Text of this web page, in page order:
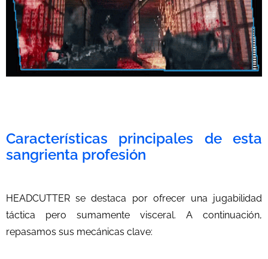
Características principales de esta
sangrienta profesión
HEADCUTTER se destaca por ofrecer una jugabilidad
táctica pero sumamente visceral. A continuación,
repasamos sus mecánicas clave: